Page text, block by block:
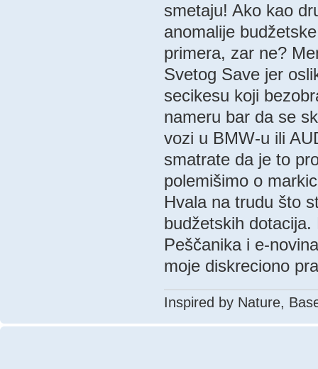
smetaju! Ako kao
anomalije
primera, zar ne?
Svetog Save jer
secikesu koji
nameru bar da se
vozi u BMW-u ili
smatrate da je to
polemišimo o
Hvala na trudu što
budžetskih
Peščanika i e-
moje diskreciono
Inspired by Nature,